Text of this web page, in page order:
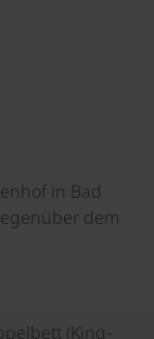
in Bad
dem
(King-